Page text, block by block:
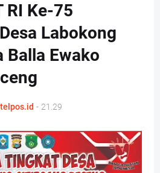
RI Ke-75
Labokong
Balla Ewako
- 21.29